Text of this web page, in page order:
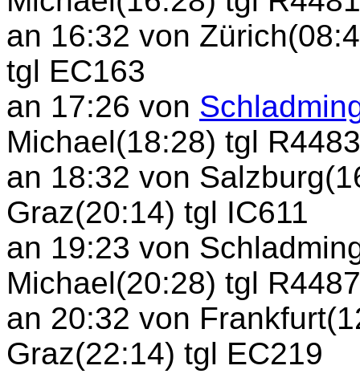
an 16:32 von
tgl EC163
an 17:26 von
Michael(18:28) tgl R4483
an 18:32 von
Graz(20:14) tgl IC611
an 19:23 von
Michael(20:28) tgl R4487
an 20:32 von
Graz(22:14) tgl EC219